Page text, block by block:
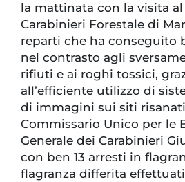
la mattinata con la visita
Carabinieri Forestale di
reparti che ha conseguito
nel contrasto agli
rifiuti e ai roghi tossici,
all’efficiente utilizzo di
di immagini sui siti
Commissario Unico per le
Generale dei Carabinieri
con ben 13 arresti in
flagranza differita